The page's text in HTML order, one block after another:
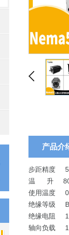
产品介
步距精度
温 升 80K
使用温度
绝缘等级
绝缘电阻
轴向负载